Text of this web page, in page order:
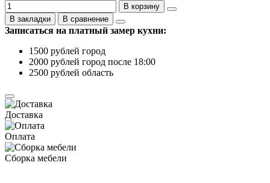
В корзину
В закладки
В сравнение
Записаться на платный замер кухни:
1500 рублей город
2000 рублей город после 18:00
2500 рублей область
Доставка
Оплата
Сборка мебели